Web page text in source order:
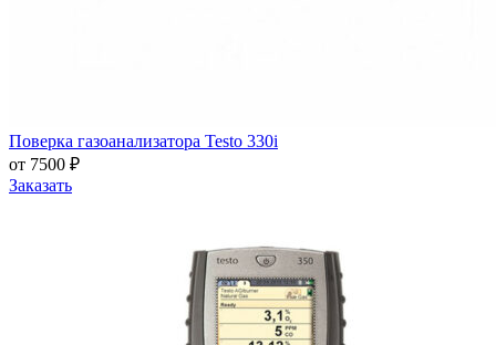
Поверка газоанализатора Testo 330i
от 7500 ₽
Заказать